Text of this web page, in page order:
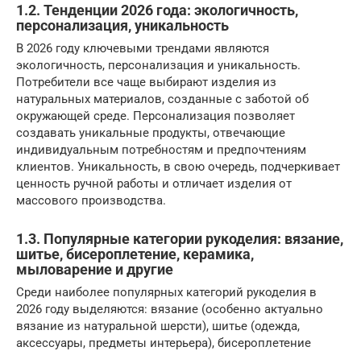
1.2. Тенденции 2026 года: экологичность,
персонализация, уникальность
В 2026 году ключевыми трендами являются
экологичность, персонализация и уникальность.
Потребители все чаще выбирают изделия из
натуральных материалов, созданные с заботой об
окружающей среде. Персонализация позволяет
создавать уникальные продукты, отвечающие
индивидуальным потребностям и предпочтениям
клиентов. Уникальность, в свою очередь, подчеркивает
ценность ручной работы и отличает изделия от
массового производства.
1.3. Популярные категории рукоделия: вязание,
шитье, бисероплетение, керамика,
мыловарение и другие
Среди наиболее популярных категорий рукоделия в
2026 году выделяются: вязание (особенно актуально
вязание из натуральной шерсти), шитье (одежда,
аксессуары, предметы интерьера), бисероплетение